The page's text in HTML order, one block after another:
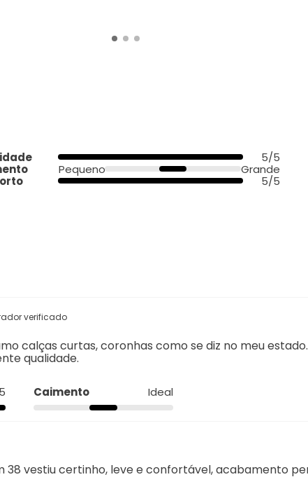
5/5
Pequeno
Grande
5/5
verificado
calças curtas, coronhas como se diz no meu
qualidade.
Caimento Ideal
vestiu certinho, leve e confortável, acabamento